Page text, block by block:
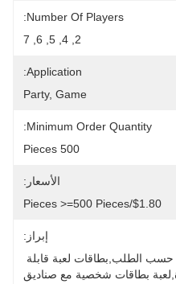
Number Of Players:
2, 4, 5, 6, 7
Application:
Party, Game
Minimum Order Quantity:
500 Pieces
الأسعار:
$1.80/pieces >=500 Pieces
إبراز:
بطاقات شخصية مع صناديق